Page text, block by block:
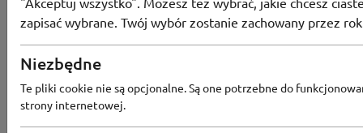
Converse
zapisać wybrane. Twój wybór zostanie zachowany przez
Niezbędne
Te pliki cookie nie są opcjonalne. Są one potrzebne do
strony internetowej.